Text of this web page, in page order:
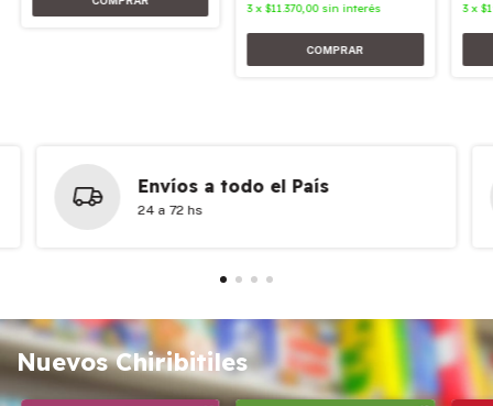
3 x$11.370,00 sin interés 3 x
Envíos a todo el País
24 a 72 hs
Nuevos Chiribitiles